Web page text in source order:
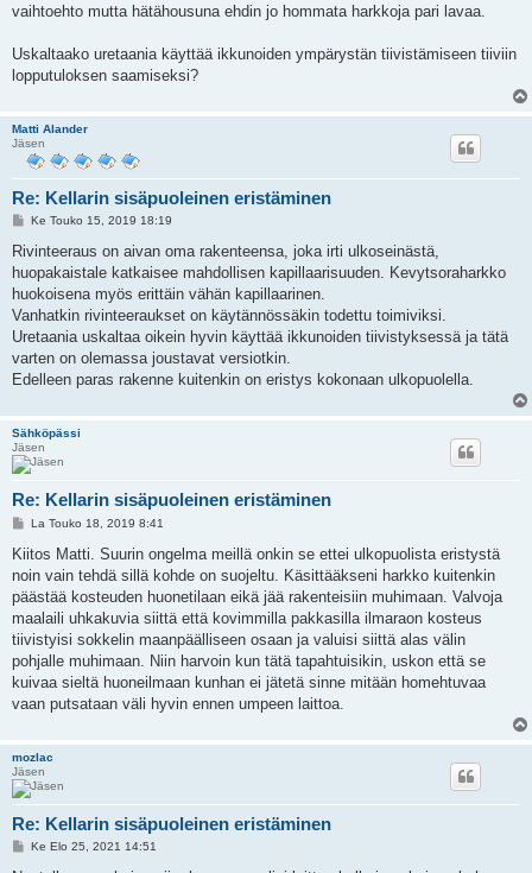
vaihtoehto mutta hätähousuna ehdin jo hommata harkkoja pari lavaa.
Uskaltaako uretaania käyttää ikkunoiden ympärystän tiivistämiseen tiiviin
lopputuloksen saamiseksi?
Matti Alander
Jäsen
Re: Kellarin sisäpuoleinen eristäminen
V
e
t
i
Ke Touko 15, 2019 18:19
Rivinteeraus on aivan oma rakenteensa, joka irti ulkoseinästä,
huopakaistale katkaisee mahdollisen kapillaarisuuden. Kevytsoraharkko
huokoisena myös erittäin vähän kapillaarinen.
Vanhatkin rivinteeraukset on käytännössäkin todettu toimiviksi.
Uretaania uskaltaa oikein hyvin käyttää ikkunoiden tiivistyksessä ja tätä
varten on olemassa joustavat versiotkin.
Edelleen paras rakenne kuitenkin on eristys kokonaan ulkopuolella.
Sähköpässi
Jäsen
Re: Kellarin sisäpuoleinen eristäminen
V
e
t
i
La Touko 18, 2019 8:41
Kiitos Matti. Suurin ongelma meillä onkin se ettei ulkopuolista eristystä
noin vain tehdä sillä kohde on suojeltu. Käsittääkseni harkko kuitenkin
päästää kosteuden huonetilaan eikä jää rakenteisiin muhimaan. Valvoja
maalaili uhkakuvia siittä että kovimmilla pakkasilla ilmaraon kosteus
tiivistyisi sokkelin maanpäälliseen osaan ja valuisi siittä alas välin
pohjalle muhimaan. Niin harvoin kun tätä tapahtuisikin, uskon että se
kuivaa sieltä huoneilmaan kunhan ei jätetä sinne mitään homehtuvaa
vaan putsataan väli hyvin ennen umpeen laittoa.
mozlac
Jäsen
Re: Kellarin sisäpuoleinen eristäminen
VKe Elo 25, 2021 14:51